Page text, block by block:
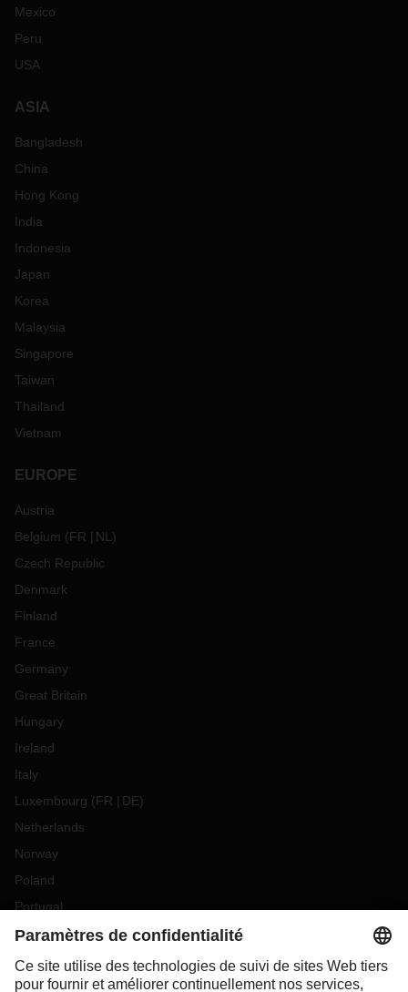
Mexico
Peru
USA
ASIA
Bangladesh
China
Hong Kong
India
Indonesia
Japan
Korea
Malaysia
Singapore
Taiwan
Thailand
Vietnam
EUROPE
Austria
Belgium (FR NL )
Czech Republic
Denmark
Finland
France
Germany
Great Britain
Hungary
Ireland
Italy
Luxembourg (FR DE)
Netherlands
Norway
Poland
Portugal
Romania
Slovakia
Spain